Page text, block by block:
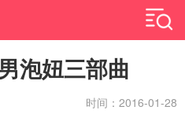
泡妞三部曲
时间：2016-01-28